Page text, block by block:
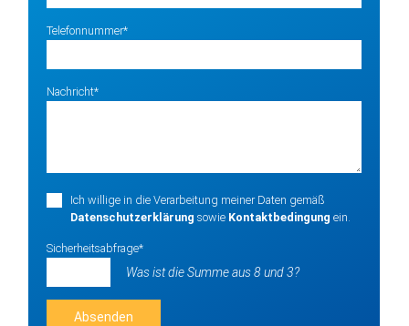
Pflichtfeld
Telefonnummer*
Pflichtfeld
Nachricht*
Ich willige in die Verarbeitung meiner Daten gemäß
Datenschutzerklärung sowie Kontaktbedingung ein.
Pflichtfeld
Sicherheitsabfrage*
Was ist die Summe aus 8 und 3?
Absenden